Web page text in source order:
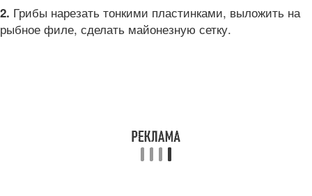
2. Грибы нарезать тонкими пластинками, выложить на
рыбное филе, сделать майонезную сетку.